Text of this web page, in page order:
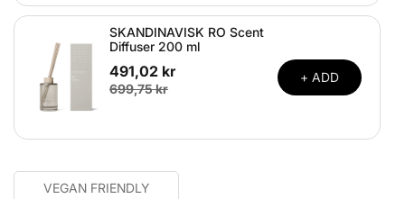
SKANDINAVISK RO Scent
Diffuser 200 ml
491,02 kr
699,75 kr
+ ADD
VEGAN FRIENDLY